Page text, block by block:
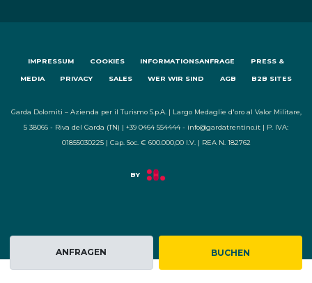
ANFRAGEN BUCHEN
IMPRESSUM COOKIES INFORMATIONSANFRAGE PRESS &
MEDIA PRIVACY SALES WER WIR SIND AGB B2B SITES
Garda Dolomiti – Azienda per il Turismo S.p.A. | Largo Medaglie d'oro al Valor Militare,
5 38066 - Riva del Garda (TN) | +39 0464 554444 - info@gardatrentino.it | P. IVA:
01855030225 | Cap. Soc. € 600.000,00 I.V. | REA N. 182762